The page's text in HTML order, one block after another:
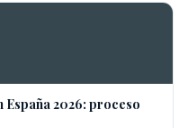
España 2026: proceso